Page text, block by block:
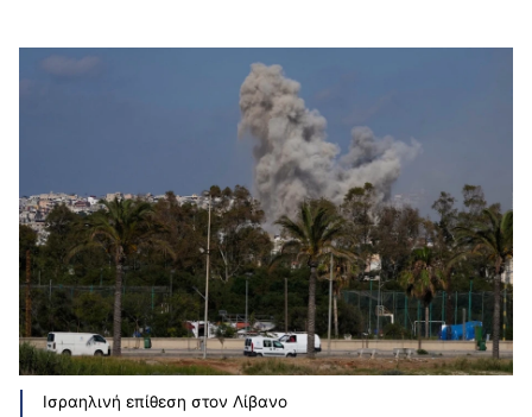
Ισραηλινή επίθεση στον Λίβανο